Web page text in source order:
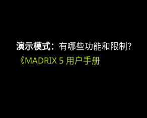
演示模式：有哪些功能和限制？
《MADRIX 5 用户手册